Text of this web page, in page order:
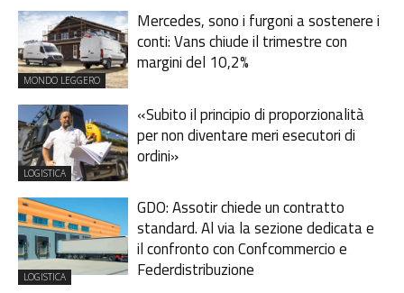
MONDO LEGGERO
Mercedes, sono i furgoni a sostenere i
conti: Vans chiude il trimestre con
margini del 10,2%
LOGISTICA
«Subito il principio di proporzionalità
per non diventare meri esecutori di
ordini»
LOGISTICA
GDO: Assotir chiede un contratto
standard. Al via la sezione dedicata e
il confronto con Confcommercio e
Federdistribuzione